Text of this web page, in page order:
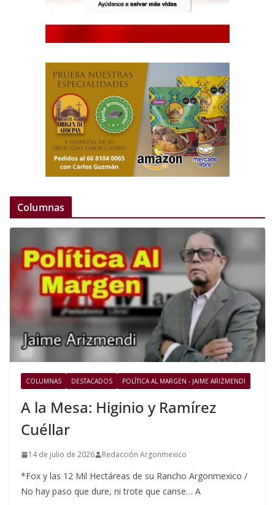
Columnas
COLUMNAS DESTACADOS POLÍTICA AL MARGEN - JAIME ARIZMENDI
A la Mesa: Higinio y Ramírez
Cuéllar
14 de julio de 2026 Redacción Argonmexico
*Fox y las 12 Mil Hectáreas de su Rancho Argonmexico /
No hay paso que dure, ni trote que canse… A